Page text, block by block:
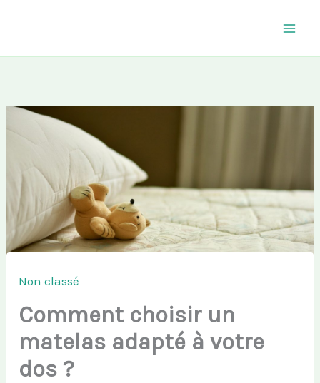
Non classé
Comment choisir un
matelas adapté à votre
dos ?